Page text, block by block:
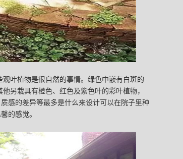
叶植物是很自然的事情。绿色中嵌有白斑的
另栽具有橙色、红色及紫色叶的彩叶植物，
感的差异等最多是什么来设计可以在院子里种
的感觉。